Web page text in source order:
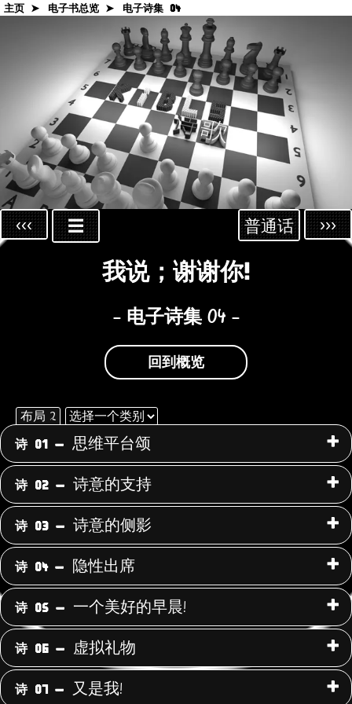
主页 ➤ 电子书总览 ➤ 电子诗集 04
‹‹‹ ›››
☰ 普通话
我说；谢谢你!
- 电子诗集 04 -
回到概览
布局 2
使
用
下
面
的
下
拉
菜
单，
按
类
别
选
择
一
个
类
诗 01 - 思维平台颂
诗 02 - 诗意的支持
诗 03 - 诗意的侧影
诗 04 - 隐性出席
诗 05 - 一个美好的早晨!
诗 06 - 虚拟礼物
诗 07 - 又是我!